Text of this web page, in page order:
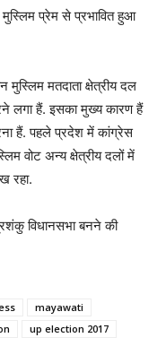
मुस्लिम प्रेम से प्रभावित हुआ
मतदाता क्षेत्रीय दल
लगा हैं. इसका मुख्य कारण हैं
हैं. पहले प्रदेश में कांग्रेस
वोट अन्य क्षेत्रीय दलों में
रहा.
विधानसभा बनने की
mayawati
up election 2017